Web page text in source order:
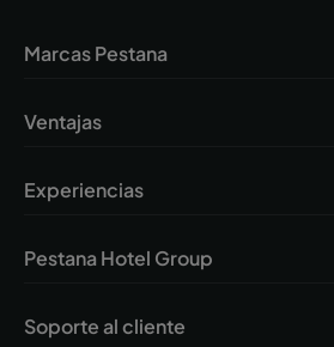
Marcas Pestana
Ventajas
Experiencias
Pestana Hotel Group
Soporte al cliente